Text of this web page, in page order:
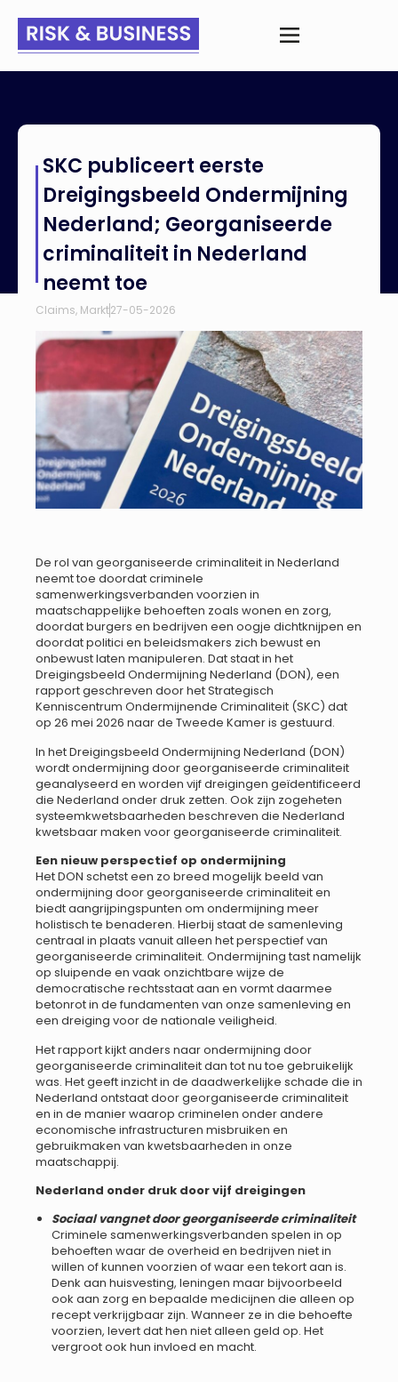
Ondermijning Nederland; Georganiseerde criminaliteit in
Nederland neemt toe
SKC publiceert eerste
Dreigingsbeeld Ondermijning
Nederland; Georganiseerde
criminaliteit in Nederland
neemt toe
Claims, Markt27-05-2026
De rol van georganiseerde criminaliteit in Nederland
neemt toe doordat criminele
samenwerkingsverbanden voorzien in
maatschappelijke behoeften zoals wonen en zorg,
doordat burgers en bedrijven een oogje dichtknijpen en
doordat politici en beleidsmakers zich bewust en
onbewust laten manipuleren. Dat staat in het
Dreigingsbeeld Ondermijning Nederland (DON), een
rapport geschreven door het Strategisch
Kenniscentrum Ondermijnende Criminaliteit (SKC) dat
op 26 mei 2026 naar de Tweede Kamer is gestuurd.
In het Dreigingsbeeld Ondermijning Nederland (DON)
wordt ondermijning door georganiseerde criminaliteit
geanalyseerd en worden vijf dreigingen geïdentificeerd
die Nederland onder druk zetten. Ook zijn zogeheten
systeemkwetsbaarheden beschreven die Nederland
kwetsbaar maken voor georganiseerde criminaliteit.
Een nieuw perspectief op ondermijning
Het DON schetst een zo breed mogelijk beeld van
ondermijning door georganiseerde criminaliteit en
biedt aangrijpingspunten om ondermijning meer
holistisch te benaderen. Hierbij staat de samenleving
centraal in plaats vanuit alleen het perspectief van
georganiseerde criminaliteit. Ondermijning tast namelijk
op sluipende en vaak onzichtbare wijze de
democratische rechtsstaat aan en vormt daarmee
betonrot in de fundamenten van onze samenleving en
een dreiging voor de nationale veiligheid.
Het rapport kijkt anders naar ondermijning door
georganiseerde criminaliteit dan tot nu toe gebruikelijk
was. Het geeft inzicht in de daadwerkelijke schade die in
Nederland ontstaat door georganiseerde criminaliteit
en in de manier waarop criminelen onder andere
economische infrastructuren misbruiken en
gebruikmaken van kwetsbaarheden in onze
maatschappij.
Nederland onder druk door vijf dreigingen
Sociaal vangnet door georganiseerde criminaliteit
Criminele samenwerkingsverbanden spelen in op
behoeften waar de overheid en bedrijven niet in
willen of kunnen voorzien of waar een tekort aan is.
Denk aan huisvesting, leningen maar bijvoorbeeld
ook aan zorg en bepaalde medicijnen die alleen op
recept verkrijgbaar zijn. Wanneer ze in die behoefte
voorzien, levert dat hen niet alleen geld op. Het
vergroot ook hun invloed en macht.